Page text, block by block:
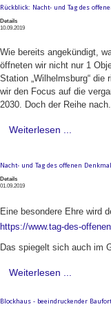
Rückblick: Nacht- und Tag des
Details
10.09.2019
Wie bereits angekündigt,
öffneten wir nicht nur 1
Station „Wilhelmsburg“
wir den Focus auf die
2030. Doch der Reihe nach.
Weiterlesen ...
Nacht- und Tag des offenen
Details
01.09.2019
Eine besondere Ehre wird
https://www.tag-des-
Das spiegelt sich auch im
Weiterlesen ...
Blockhaus - beeindruckender